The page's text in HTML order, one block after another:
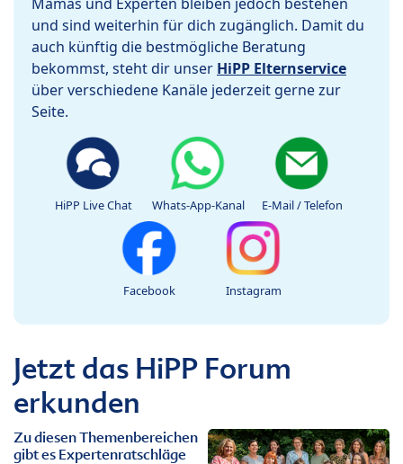
und sind weiterhin für dich zugänglich. Damit du
auch künftig die bestmögliche Beratung
bekommst, steht dir unser HiPP Elternservice
über verschiedene Kanäle jederzeit gerne zur
Seite.
HiPP Live Chat Whats-App-Kanal E-Mail / Telefon
Facebook Instagram
Jetzt das HiPP Forum
erkunden
Zu diesen Themenbereichen
gibt es Expertenratschläge